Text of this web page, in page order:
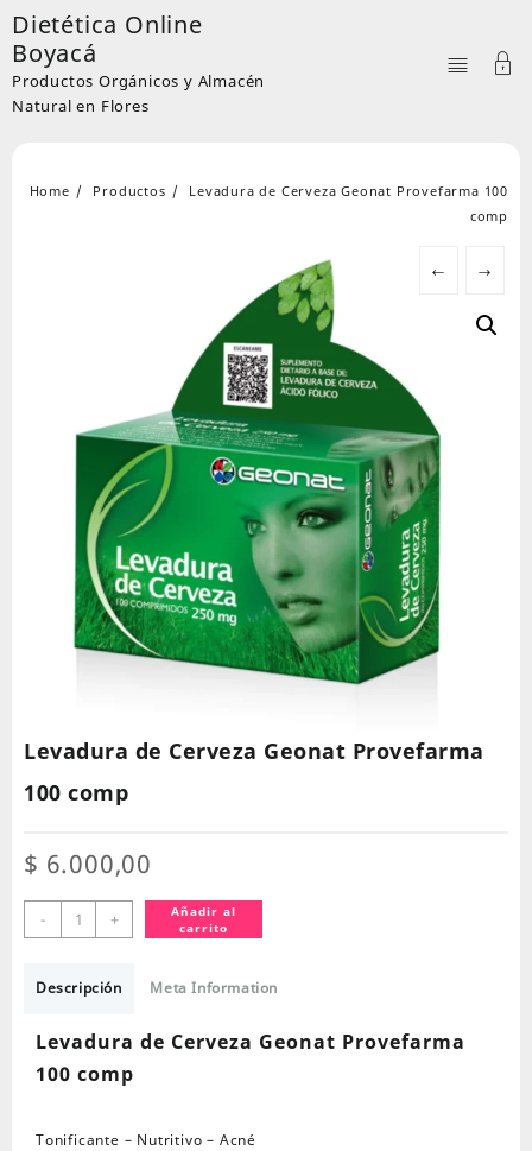
Skip
to
content
Dietética Online
Boyacá
Productos Orgánicos y Almacén
Natural en Flores
Home Productos
Levadura de Cerveza Geonat Provefarma 100
comp
← →
Levadura de Cerveza Geonat Provefarma
100 comp
$ 6.000,00
-
Levadura
de
Geonat
100
comp
cantidad
+
Añadir al
carrito
Descripción Meta Information
Levadura de Cerveza Geonat Provefarma
100 comp
Tonificante – Nutritivo – Acné